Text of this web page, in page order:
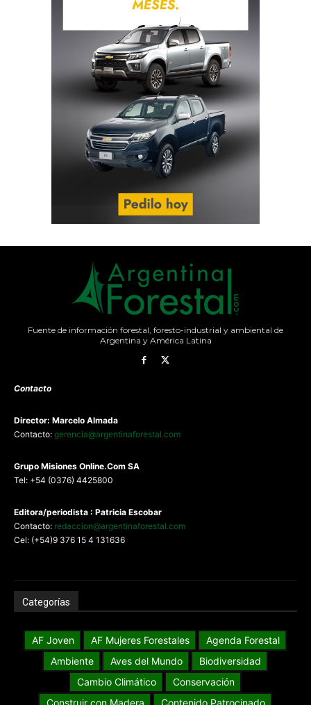
Fuente de información forestal, foresto-industrial y ambiental de
Argentina y América Latina
Contacto
Director: Marcelo Almada
Contacto: gerencia@argentinaforestal.com
Grupo Misiones Online.Com SA
Tel: +54 (0376) 4425800
Editora/periodista : Patricia Escobar
Contacto: redaccion@argentinaforestal.com
Cel: (+54)9 376 15 4 131636
Categorías
AF Joven AF Mujeres Forestales
Agenda Forestal
Ambiente
Aves del Mundo
Biodiversidad
Cambio Climático
Conservación
Construir con Madera
Contenido Patrocinado